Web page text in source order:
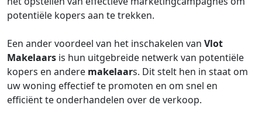
potentiële kopers aan te trekken.
Een ander voordeel van het inschakelen van Vlot
Makelaars is hun uitgebreide netwerk van potentiële
kopers en andere makelaars. Dit stelt hen in staat om
uw woning effectief te promoten en om snel en
efficiënt te onderhandelen over de verkoop.